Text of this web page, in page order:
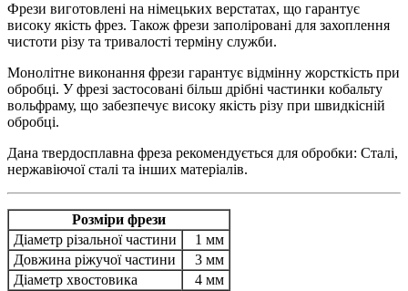
Фрези виготовлені на німецьких верстатах, що гарантує
високу якість фрез. Також фрези заполіровані для захоплення
чистоти різу та тривалості терміну служби.
Монолітне виконання фрези гарантує відмінну жорсткість при
обробці. У фрезі застосовані більш дрібні частинки кобальту
вольфраму, що забезпечує високу якість різу при швидкісній
обробці.
Дана твердосплавна фреза рекомендується для обробки: Сталі,
нержавіючої сталі та інших матеріалів.
Розміри фрези
Діаметр різальної частини
1 мм
Довжина ріжучої частини
3 мм
Діаметр хвостовика
4 мм